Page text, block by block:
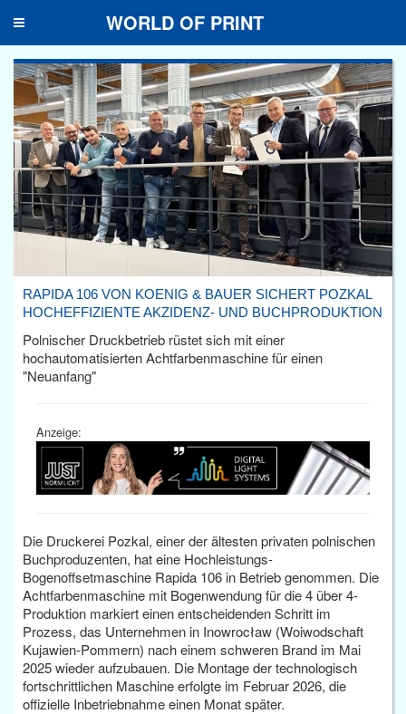
Toggle
WORLD OF PRINT
RAPIDA 106 VON KOENIG & BAUER SICHERT POZKAL
HOCHEFFIZIENTE AKZIDENZ- UND BUCHPRODUKTION
Polnischer Druckbetrieb rüstet sich mit einer
hochautomatisierten Achtfarbenmaschine für einen
"Neuanfang"
Anzeige:
Die Druckerei Pozkal, einer der ältesten privaten polnischen
Buchproduzenten, hat eine Hochleistungs-
Bogenoffsetmaschine Rapida 106 in Betrieb genommen. Die
Achtfarbenmaschine mit Bogenwendung für die 4 über 4-
Produktion markiert einen entscheidenden Schritt im
Prozess, das Unternehmen in Inowrocław (Woiwodschaft
Kujawien-Pommern) nach einem schweren Brand im Mai
2025 wieder aufzubauen. Die Montage der technologisch
fortschrittlichen Maschine erfolgte im Februar 2026, die
offizielle Inbetriebnahme einen Monat später.